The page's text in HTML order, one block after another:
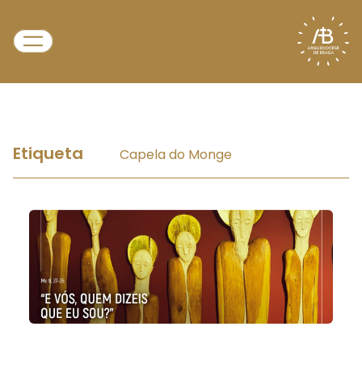
Etiqueta Capela do Monge